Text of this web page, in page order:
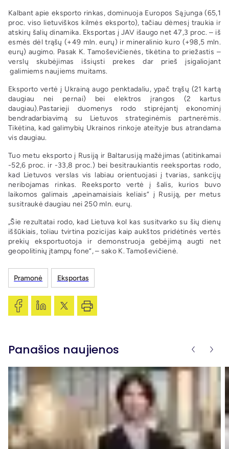
Kalbant apie eksporto rinkas, dominuoja Europos Sąjunga (65,1
proc. viso lietuviškos kilmės eksporto), tačiau dėmesį traukia ir
atskirų šalių dinamika. Eksportas į JAV išaugo net 47,3 proc. – iš
esmės dėl trąšų (+49 mln. eurų) ir mineralinio kuro (+98,5 mln.
eurų) augimo. Pasak K. Tamoševičienės, tikėtina to priežastis –
verslų skubėjimas išsiųsti prekes dar prieš įsigaliojant
galimiems naujiems muitams.
Eksporto vertė į Ukrainą augo penktadaliu, ypač trąšų (21 kartą
daugiau nei pernai) bei elektros įrangos (2 kartus
daugiau).Pastarieji duomenys rodo stiprėjantį ekonominį
bendradarbiavimą su Lietuvos strateginėmis partnerėmis.
Tikėtina, kad galimybių Ukrainos rinkoje ateityje bus atrandama
vis daugiau.
Tuo metu eksporto į Rusiją ir Baltarusiją mažėjimas (atitinkamai
-52,6 proc. ir -33,8 proc.) bei besitraukiantis reeksportas rodo,
kad Lietuvos verslas vis labiau orientuojasi į tvarias, sankcijų
neribojamas rinkas. Reeksporto vertė į šalis, kurios buvo
laikomos galimais „apeinamaisiais keliais“ į Rusiją, per metus
susitraukė daugiau nei 250 mln. eurų.
„Šie rezultatai rodo, kad Lietuva kol kas susitvarko su šių dienų
iššūkiais, toliau tvirtina pozicijas kaip aukštos pridėtinės vertės
prekių eksportuotoja ir demonstruoja gebėjimą augti net
geopolitinių įtampų fone“, – sako K. Tamoševičienė.
Pramonė Eksportas
Panašios naujienos